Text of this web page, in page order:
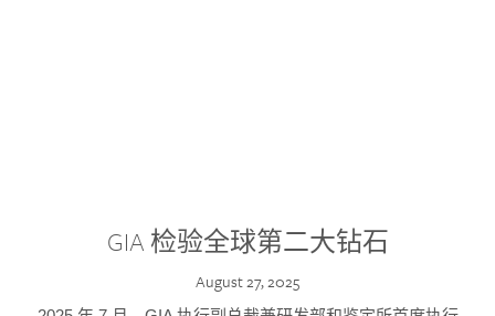
GIA 检验全球第二大钻石
August 27, 2025